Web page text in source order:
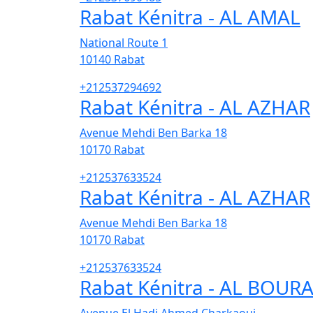
Rabat Kénitra - AL AMAL
National Route 1
10140 Rabat
+212537294692
Rabat Kénitra - AL AZHAR
Avenue Mehdi Ben Barka 18
10170 Rabat
+212537633524
Rabat Kénitra - AL AZHAR
Avenue Mehdi Ben Barka 18
10170 Rabat
+212537633524
Rabat Kénitra - AL